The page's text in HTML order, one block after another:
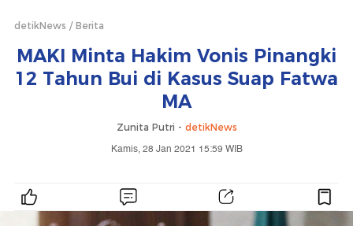
detikNews Berita
MAKI Minta Hakim Vonis Pinangki
12 Tahun Bui di Kasus Suap Fatwa
MA
Zunita Putri - detikNews
Kamis, 28 Jan 2021 15:59 WIB